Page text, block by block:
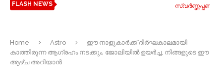
FLASH NEWS സ്വര്‍ണ്ണപ്പണയ
Home Astro
ഈ നാളുകാർക്ക് ദീർഘകാലമായി
കാത്തിരുന്ന ആഗ്രഹം നടക്കും, ജോലിയിൽ ഉയർച്ച, നിങ്ങളുടെ ഈ
ആഴ്ച അറിയാൻ